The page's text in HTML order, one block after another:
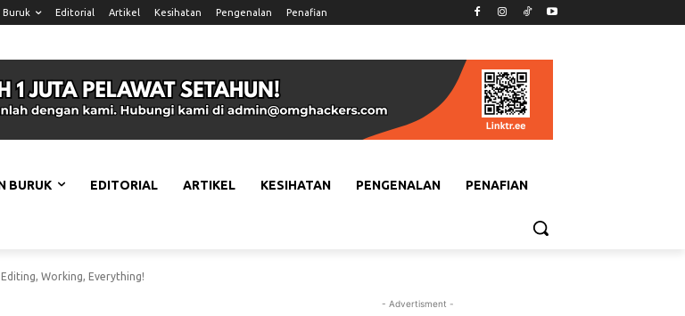
Buruk Editorial Artikel Kesihatan Pengenalan Penafian
BURUK EDITORIAL ARTIKEL KESIHATAN PENGENALAN PENAFIAN
Working, Everything!
- Advertisment -